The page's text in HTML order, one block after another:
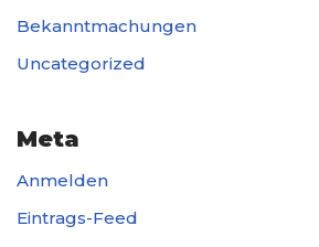
Bekanntmachungen
Uncategorized
Meta
Anmelden
Eintrags-Feed